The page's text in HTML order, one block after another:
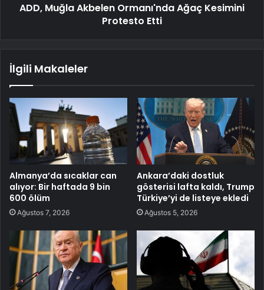
ADD, Muğla Akbelen Ormanı'nda Ağaç Kesimini
Protesto Etti
İlgili Makaleler
Almanya’da sıcaklar can
alıyor: Bir haftada 9 bin
600 ölüm
Ağustos 7, 2026
Ankara’daki dostluk
gösterisi lafta kaldı, Trump
Türkiye’yi de listeye ekledi
Ağustos 5, 2026